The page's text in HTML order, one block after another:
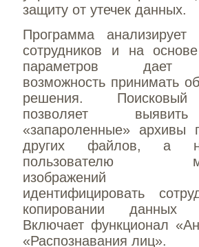
защиту от утечек данных.
Программа анализирует
сотрудников и на
параметров дает
возможность принимать
решения.
позволяет
«запароленные» архивы
других файлов, а
пользователю
изображений
идентифицировать
копировании данных
Включает функционал
«Распознавания лиц».